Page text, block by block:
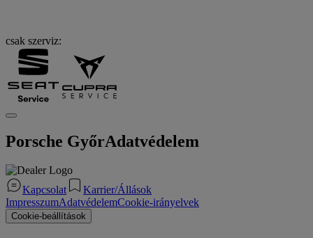
csak szerviz:
Porsche GyőrAdatvédelem
Kapcsolat
Karrier/Állások
ImpresszumAdatvédelemCookie-irányelvek
Cookie-beállítások